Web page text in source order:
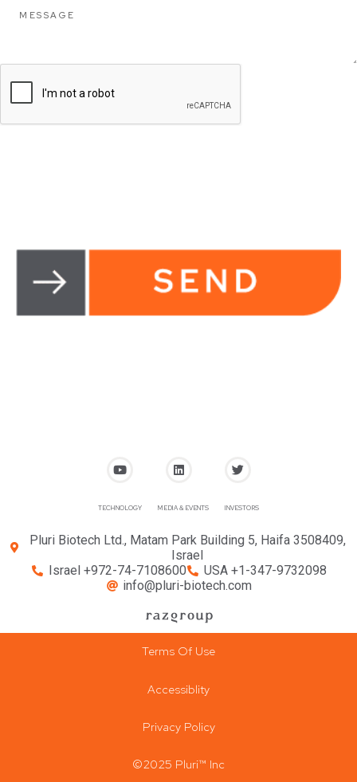
TECHNOLOGY MEDIA & EVENTS INVESTORS
Pluri Biotech Ltd., Matam Park Building 5, Haifa 3508409,
Israel
Israel +972-74-7108600
USA +1-347-9732098
info@pluri-biotech.com
Terms Of Use
Accessiblity
Privacy Policy
©2025 Pluri™ Inc